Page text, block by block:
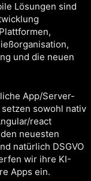
Lösungen sind
und die neuen
App/Server-
sowohl nativ
react
neuesten
natürlich DSGVO
wir ihre KI-
Apps ein.